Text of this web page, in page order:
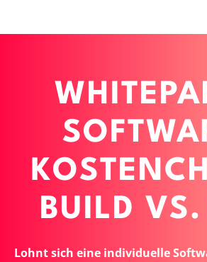
BUILD VS.
Lohnt sich eine individuelle